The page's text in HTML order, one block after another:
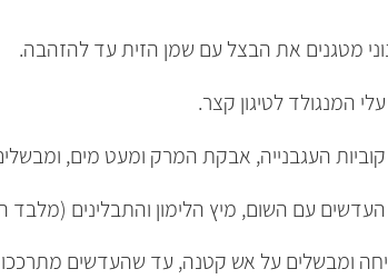
מטגנים את הבצל עם שמן הזית עד להזהבה.
המנגולד לטיגון קצר.
העגבנייה, אבקת המרק ומעט מים,
עם השום, מיץ הלימון והתבלינים
ומבשלים על אש קטנה, עד שהעדשים מתרככות (25-20